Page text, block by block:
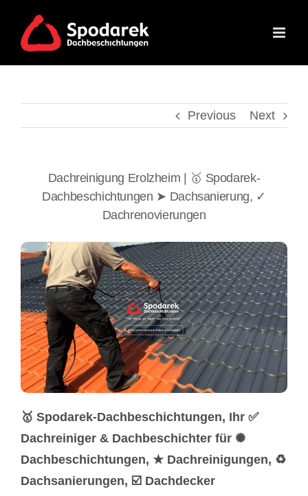
content
Previous Next
Dachreinigung Erolzheim | 🥇 Spodarek-
Dachbeschichtungen ➤ Dachsanierung, ✓
Dachrenovierungen
🥇 Spodarek-Dachbeschichtungen, Ihr ✅
Dachreiniger & Dachbeschichter für ✺
Dachbeschichtungen, ★ Dachreinigungen, ♻
Dachsanierungen, ☑️ Dachdecker